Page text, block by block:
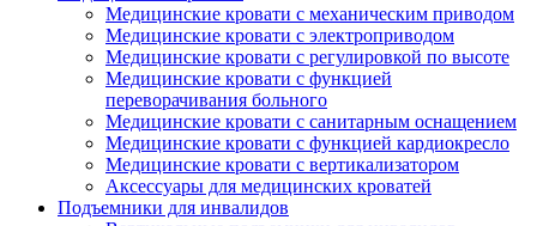
Медицинские кровати с механическим приводом
Медицинские кровати с электроприводом
Медицинские кровати с регулировкой по высоте
Медицинские кровати с функцией
переворачивания больного
Медицинские кровати с санитарным оснащением
Медицинские кровати с функцией кардиокресло
Медицинские кровати с вертикализатором
Аксессуары для медицинских кроватей
Подъемники для инвалидов